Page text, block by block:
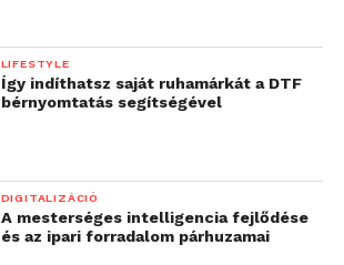
LIFESTYLE
Így indíthatsz saját ruhamárkát a DTF
bérnyomtatás segítségével
DIGITALIZÁCIÓ
A mesterséges intelligencia fejlődése
és az ipari forradalom párhuzamai